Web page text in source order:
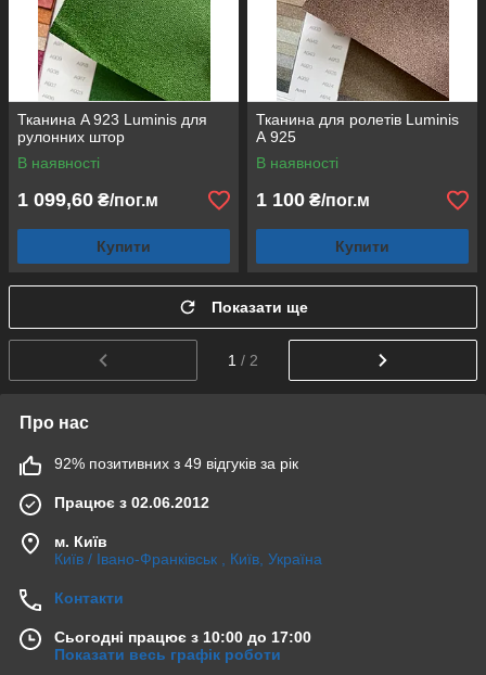
Тканина A 923 Luminis для
рулонних штор
В наявності
1 099,60 ₴/пог.м
Купити
Тканина для ролетів Luminis
А 925
В наявності
1 100 ₴/пог.м
Купити
Показати ще
1 / 2
Про нас
92% позитивних з 49 відгуків за рік
Працює з 02.06.2012
м. Київ
Київ / Івано-Франківськ , Київ, Україна
Контакти
Сьогодні працює з 10:00 до 17:00
Показати весь графік роботи